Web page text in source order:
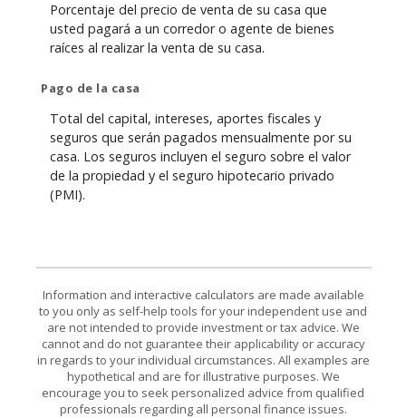
Porcentaje del precio de venta de su casa que
usted pagará a un corredor o agente de bienes
raíces al realizar la venta de su casa.
Pago de la casa
Total del capital, intereses, aportes fiscales y
seguros que serán pagados mensualmente por su
casa. Los seguros incluyen el seguro sobre el valor
de la propiedad y el seguro hipotecario privado
(PMI).
Information and interactive calculators are made available
to you only as self-help tools for your independent use and
are not intended to provide investment or tax advice. We
cannot and do not guarantee their applicability or accuracy
in regards to your individual circumstances. All examples are
hypothetical and are for illustrative purposes. We
encourage you to seek personalized advice from qualified
professionals regarding all personal finance issues.